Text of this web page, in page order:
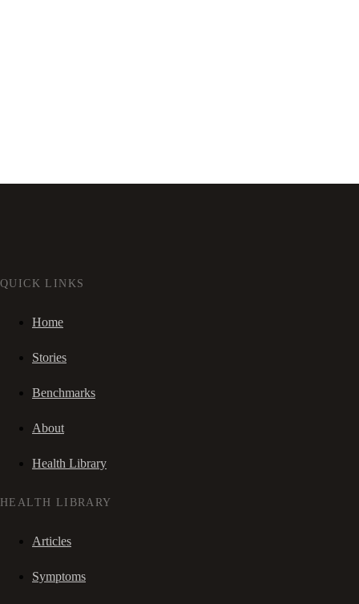
QUICK LINKS
Home
Stories
Benchmarks
About
Health Library
HEALTH LIBRARY
Articles
Symptoms